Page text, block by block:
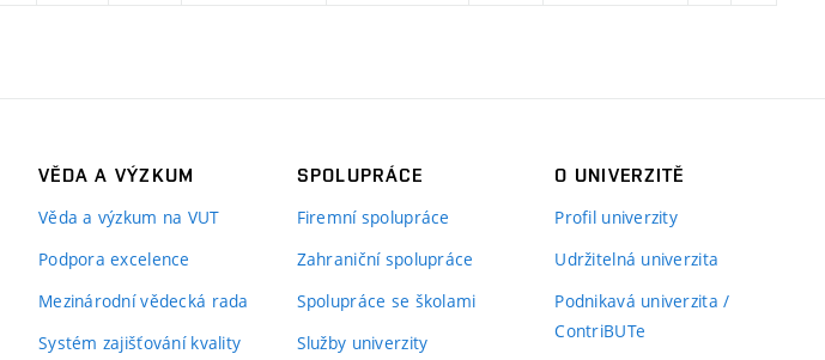
VĚDA A VÝZKUM
Věda a výzkum na VUT
Podpora excelence
Mezinárodní vědecká rada
Systém zajišťování kvality
SPOLUPRÁCE
Firemní spolupráce
Zahraniční spolupráce
Spolupráce se školami
Služby univerzity
O UNIVERZITĚ
Profil univerzity
Udržitelná univerzita
Podnikavá univerzita /
ContriBUTe